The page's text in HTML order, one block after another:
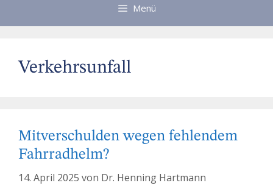
Menü
Verkehrsunfall
Mitverschulden wegen fehlendem
Fahrradhelm?
14. April 2025 von Dr. Henning Hartmann